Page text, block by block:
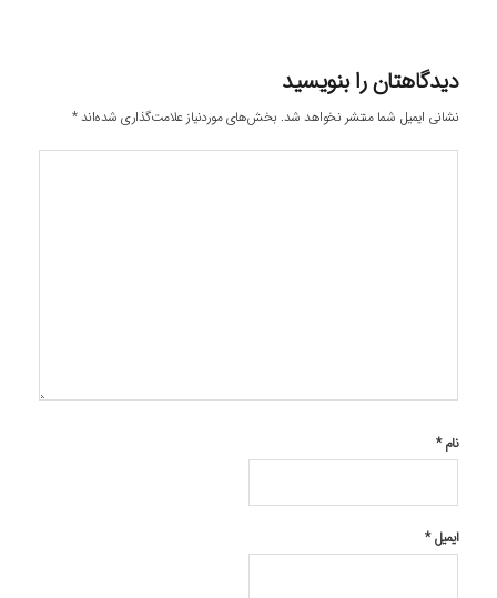
دیدگاهتان را بنویسید
نشانی ایمیل شما منتشر نخواهد شد. بخش‌های موردنیاز علامت‌گذاری شده‌اند*
نام*
ایمیل*